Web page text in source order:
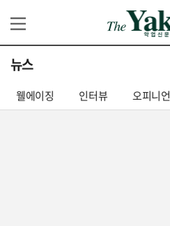
뉴스
웰에이징 인터뷰 오피니언